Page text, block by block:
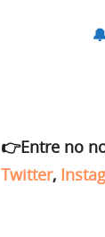
👉Entre no
Twitter,